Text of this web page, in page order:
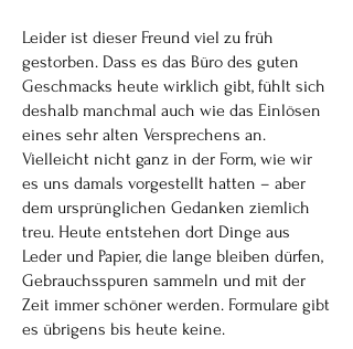
Leider ist dieser Freund viel zu früh
gestorben. Dass es das Büro des guten
Geschmacks heute wirklich gibt, fühlt sich
deshalb manchmal auch wie das Einlösen
eines sehr alten Versprechens an.
Vielleicht nicht ganz in der Form, wie wir
es uns damals vorgestellt hatten – aber
dem ursprünglichen Gedanken ziemlich
treu. Heute entstehen dort Dinge aus
Leder und Papier, die lange bleiben dürfen,
Gebrauchsspuren sammeln und mit der
Zeit immer schöner werden. Formulare gibt
es übrigens bis heute keine.